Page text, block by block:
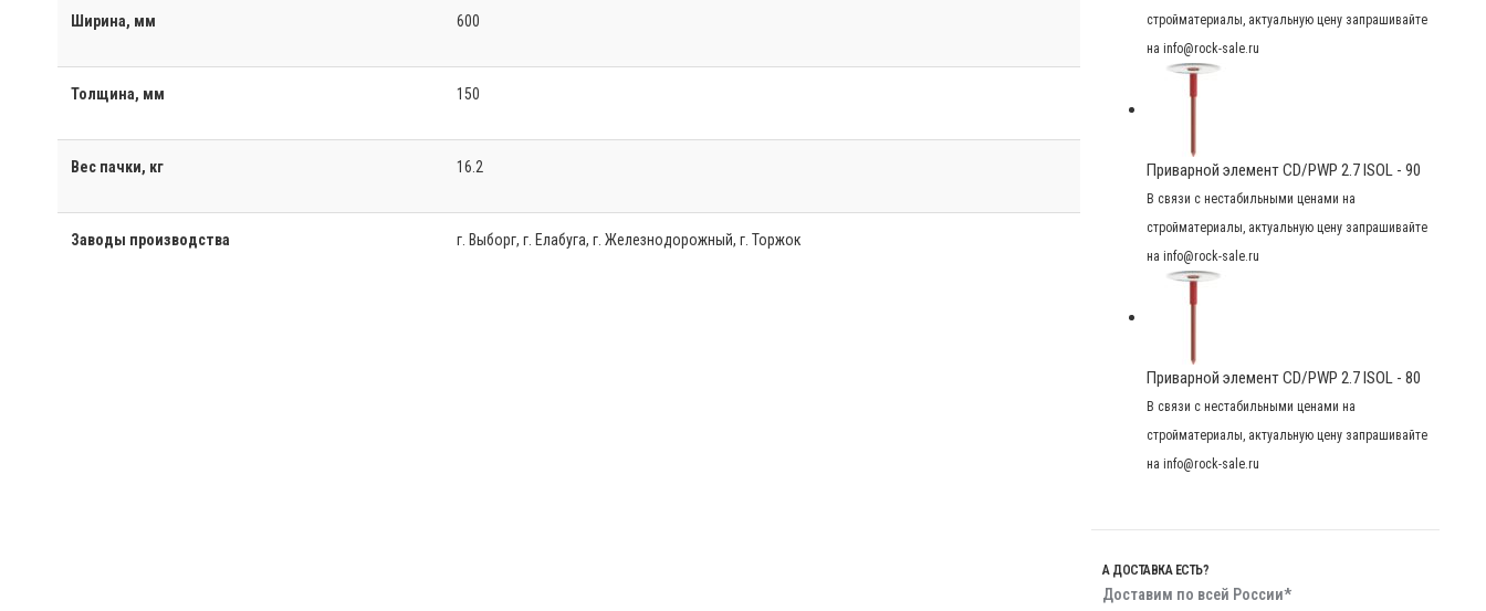
Ширина, мм 600
Толщина, мм 150
Вес пачки, кг 16.2
Заводы производства г. Выборг, г. Елабуга, г. Железнодорожный, г. Торжок
стройматериалы, актуальную цену запрашивайте
на info@rock-sale.ru
Приварной элемент CD/PWP 2.7 ISOL - 90
В связи с нестабильными ценами на
стройматериалы, актуальную цену запрашивайте
на info@rock-sale.ru
Приварной элемент CD/PWP 2.7 ISOL - 80
В связи с нестабильными ценами на
стройматериалы, актуальную цену запрашивайте
на info@rock-sale.ru
А ДОСТАВКА ЕСТЬ?
Доставим по всей России*